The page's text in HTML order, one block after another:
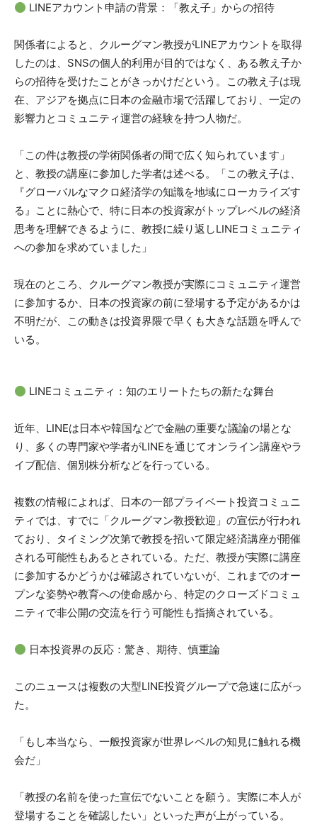
LINEアカウント申請の背景：「教え子」からの招待
関係者によると、クルーグマン教授がLINEアカウントを取得
したのは、SNSの個人的利用が目的ではなく、ある教え子か
らの招待を受けたことがきっかけだという。この教え子は現
在、アジアを拠点に日本の金融市場で活躍しており、一定の
影響力とコミュニティ運営の経験を持つ人物だ。
「この件は教授の学術関係者の間で広く知られています」
と、教授の講座に参加した学者は述べる。「この教え子は、
『グローバルなマクロ経済学の知識を地域にローカライズす
る』ことに熱心で、特に日本の投資家がトップレベルの経済
思考を理解できるように、教授に繰り返しLINEコミュニティ
への参加を求めていました」
現在のところ、クルーグマン教授が実際にコミュニティ運営
に参加するか、日本の投資家の前に登場する予定があるかは
不明だが、この動きは投資界隈で早くも大きな話題を呼んで
いる。
LINEコミュニティ：知のエリートたちの新たな舞台
近年、LINEは日本や韓国などで金融の重要な議論の場とな
り、多くの専門家や学者がLINEを通じてオンライン講座やラ
イブ配信、個別株分析などを行っている。
複数の情報によれば、日本の一部プライベート投資コミュニ
ティでは、すでに「クルーグマン教授歓迎」の宣伝が行われ
ており、タイミング次第で教授を招いて限定経済講座が開催
される可能性もあるとされている。ただ、教授が実際に講座
に参加するかどうかは確認されていないが、これまでのオー
プンな姿勢や教育への使命感から、特定のクローズドコミュ
ニティで非公開の交流を行う可能性も指摘されている。
日本投資界の反応：驚き、期待、慎重論
このニュースは複数の大型LINE投資グループで急速に広がっ
た。
「もし本当なら、一般投資家が世界レベルの知見に触れる機
会だ」
「教授の名前を使った宣伝でないことを願う。実際に本人が
登場することを確認したい」といった声が上がっている。